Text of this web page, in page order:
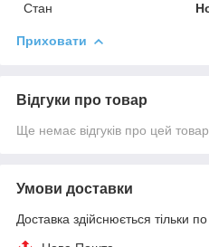
Стан
Приховати
Відгуки про товар
Ще немає відгуків про цей товар
Умови доставки
Доставка здійснюється тільки